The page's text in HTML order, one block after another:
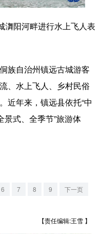
湖南
阳河畔进行水上飞人表
自治州镇远古城游客
、水上飞人、乡村民俗
近年来，镇远县依托“中
景式、全季节”旅游体
6 7 8 9 下一页
【责任编辑:王雪 】